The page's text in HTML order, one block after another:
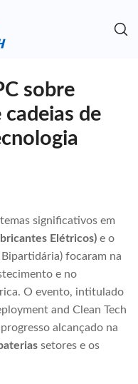
sobre
de
significativos em
Elétricos) e o
focaram na
e no
O evento, intitulado
and Clean Tech
alcançado na
setores e os